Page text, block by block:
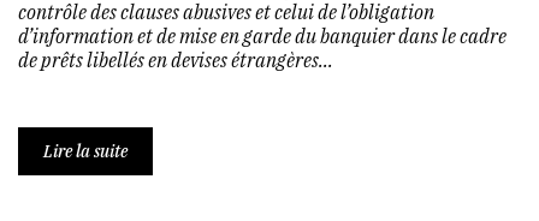
contrôle des clauses abusives et celui de l’obligation
d’information et de mise en garde du banquier dans le cadre
de prêts libellés en devises étrangères...
Lire la suite